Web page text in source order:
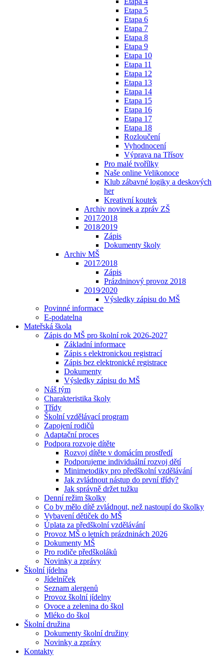
Etapa 5
Etapa 6
Etapa 7
Etapa 8
Etapa 9
Etapa 10
Etapa 11
Etapa 12
Etapa 13
Etapa 14
Etapa 15
Etapa 16
Etapa 17
Etapa 18
Rozloučení
Vyhodnocení
Výprava na Třísov
Pro malé tvořílky
Naše online Velikonoce
Klub zábavné logiky a deskových
her
Kreativní koutek
Archiv novinek a zpráv ZŠ
2017⁄2018
2018⁄2019
Zápis
Dokumenty školy
Archiv MŠ
2017⁄2018
Zápis
Prázdninový provoz 2018
2019⁄2020
Výsledky zápisu do MŠ
Povinné informace
E-podatelna
Mateřská škola
Zápis do MŠ pro školní rok 2026-2027
Základní informace
Zápis s elektronickou registrací
Zápis bez elektronické registrace
Dokumenty
Výsledky zápisu do MŠ
Náš tým
Charakteristika školy
Třídy
Školní vzdělávací program
Zapojení rodičů
Adaptační proces
Podpora rozvoje dítěte
Rozvoj dítěte v domácím prostředí
Podporujeme individuální rozvoj dětí
Minimetodiky pro předškolní vzdělávání
Jak zvládnout nástup do první třídy?
Jak správně držet tužku
Denní režim školky
Co by mělo dítě zvládnout, než nastoupí do školky
Vybavení dětiček do MŠ
Úplata za předškolní vzdělávání
Provoz MŠ o letních prázdninách 2026
Dokumenty MŠ
Pro rodiče předškoláků
Novinky a zprávy
Školní jídelna
Jídelníček
Seznam alergenů
Provoz školní jídelny
Ovoce a zelenina do škol
Mléko do škol
Školní družina
Dokumenty školní družiny
Novinky a zprávy
Kontakty